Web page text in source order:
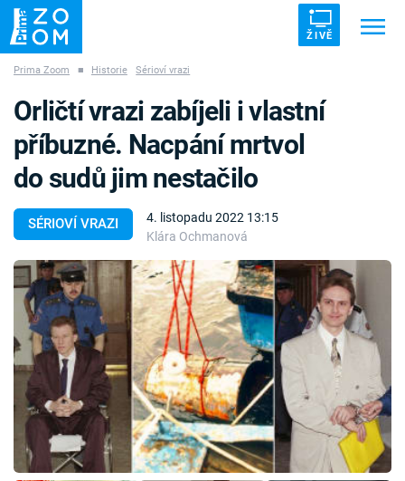
ŽIVĚ
ZÁHADY VETŘELCI DÁVNOVĚKU
Témata
Témata
Pořady
TV Program
Časopis
Sledujte prima+
Prima Zoom ■ Historie Sérioví vrazi
SÉRIOVÍ VRAZI
4. listopadu 2022 13:15
Klára Ochmanová
Orličtí vrazi zabíjeli i vlastní
příbuzné. Nacpání mrtvol
do sudů jim nestačilo